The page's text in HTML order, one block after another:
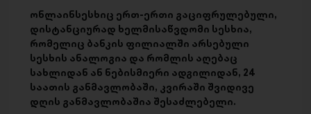
ონლაინსესხიც ერთ-ერთი გაციფრულებული,
დისტანციურად ხელმისაწვდომი სესხია,
რომელიც ბანკის ფილიალში არსებული
სესხის ანალოგია და რომლის აღებაც
სახლიდან ან ნებისმიერი ადგილიდან, 24
საათის განმავლობაში, კვირაში შვიდივე
დღის განმავლობაშია შესაძლებელი.